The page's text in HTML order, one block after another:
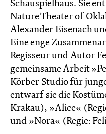
Schauspielhaus. Sie
Nature Theater of
Alexander Eisenach
Eine enge
Regisseur und Autor
gemeinsame Arbeit
Körber Studio für
entwarf sie die
Krakau), »Alice«
und »Nora« (Regie: